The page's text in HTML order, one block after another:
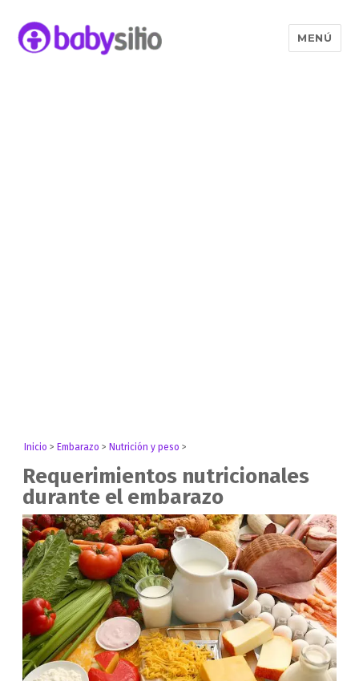
MENÚ
Inicio > Embarazo > Nutrición y peso >
Requerimientos nutricionales
durante el embarazo